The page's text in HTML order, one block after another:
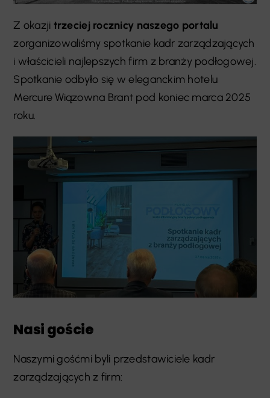
Z okazji trzeciej rocznicy naszego portalu
zorganizowaliśmy spotkanie kadr zarządzających
i właścicieli najlepszych firm z branży podłogowej.
Spotkanie odbyło się w eleganckim hotelu
Mercure Wiązowna Brant pod koniec marca 2025
roku.
Nasi goście
Naszymi gośćmi byli przedstawiciele kadr
zarządzających z firm: